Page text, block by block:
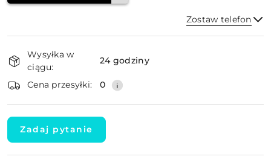
Zostaw telefon
Dostępność
i
dostawa
Wysyłka w
ciągu:
24 godziny
Cena przesyłki: 0
Zadaj pytanie